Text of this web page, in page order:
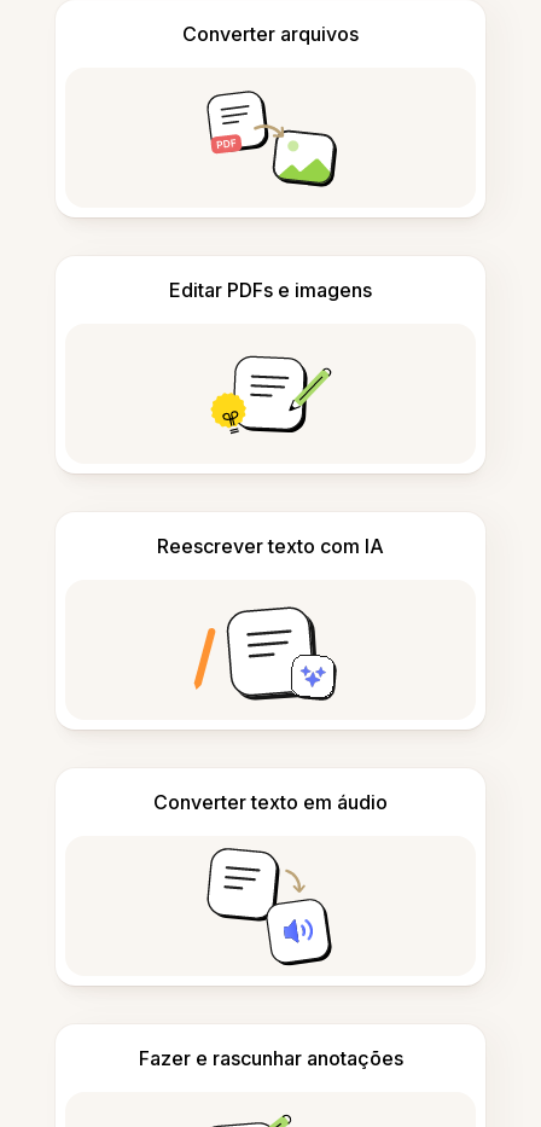
Converter arquivos
Editar PDFs e imagens
Reescrever texto com IA
Converter texto em áudio
Fazer e rascunhar anotações